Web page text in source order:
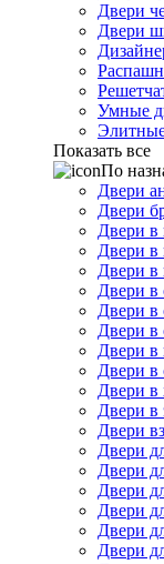
Двери
Двери
Умные
Показать все
По
Двери
Двери
Двери в
Двери в
Двери в
Двери
Двери в
Двери в
Двери в
Двери в
Двери в
Двери в
Двери
Двери
Двери
Двери
Двери
Двери
Двери